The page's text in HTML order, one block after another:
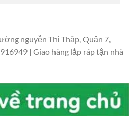
nguyễn Thị Thập, Quận 7,
| Giao hàng lắp ráp tận nhà